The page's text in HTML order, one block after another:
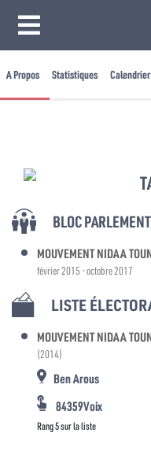
A Propos Statistiques Calendrier
BLOC
MOUVEMENT NIDAA
février 2015 - octobre 2017
LISTE
MOUVEMENT NIDAA
(2014)
Ben Arous
84359Voix
Rang 5 sur la liste